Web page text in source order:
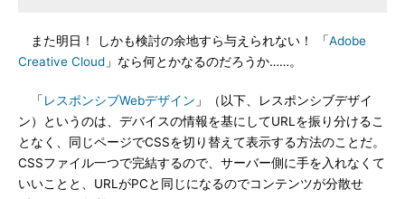
また明日！ しかも検討の余地すら与えられない！ 「Adobe
Creative Cloud 」なら何とかなるのだろうか……。
「 レスポンシブWebデザイン 」（以下、レスポンシブデザイ
ン）というのは、デバイスの情報を基にしてURLを振り分けるこ
となく、同じページでCSSを切り替えて表示する方法のことだ。
CSSファイル一つで完結するので、サーバー側に手を入れなくて
いいことと、URLがPCと同じになるのでコンテンツが分散せ